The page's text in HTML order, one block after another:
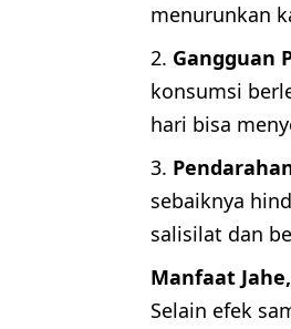
menurunkan
Gangguan
konsumsi
hari bisa
sebaiknya
salisilat dan
Manfaat
Selain efek